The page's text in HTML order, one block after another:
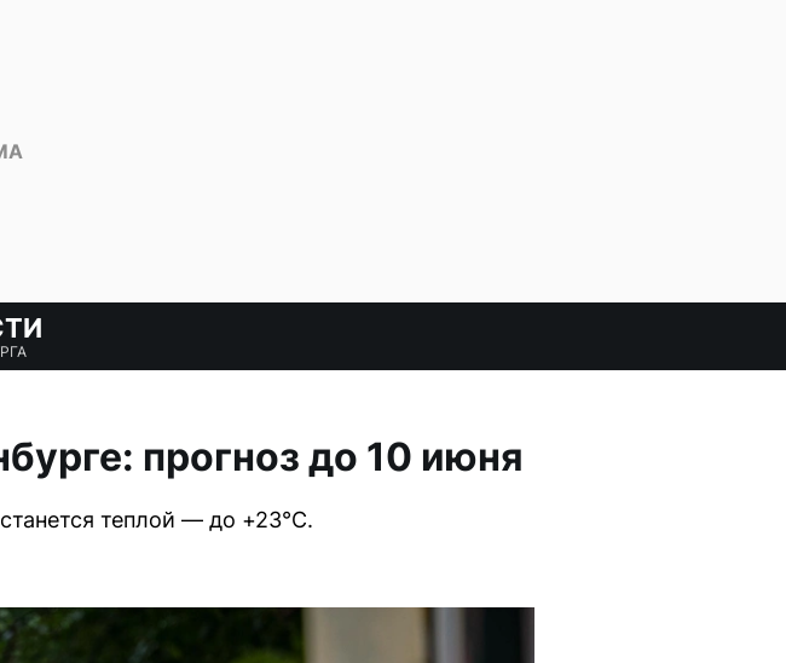
прогноз до 10 июня
теплой — до +23°C.